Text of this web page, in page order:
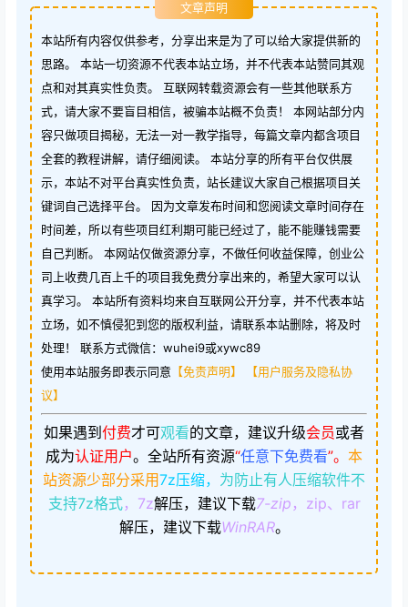
文章声明
本站所有内容仅供参考，分享出来是为了可以给大家提供新的
思路。 本站一切资源不代表本站立场，并不代表本站赞同其观
点和对其真实性负责。 互联网转载资源会有一些其他联系方
式，请大家不要盲目相信，被骗本站概不负责！ 本网站部分内
容只做项目揭秘，无法一对一教学指导，每篇文章内都含项目
全套的教程讲解，请仔细阅读。 本站分享的所有平台仅供展
示，本站不对平台真实性负责，站长建议大家自己根据项目关
键词自己选择平台。 因为文章发布时间和您阅读文章时间存在
时间差，所以有些项目红利期可能已经过了，能不能赚钱需要
自己判断。 本网站仅做资源分享，不做任何收益保障，创业公
司上收费几百上千的项目我免费分享出来的，希望大家可以认
真学习。 本站所有资料均来自互联网公开分享，并不代表本站
立场，如不慎侵犯到您的版权利益，请联系本站删除，将及时
处理！ 联系方式微信：wuhei9或xywc89
使用本站服务即表示同意 【免责声明】
【用户服务及隐私协
议】
如果遇到 付费才可观看的文章，建议升级会员或者
成为认证用户。 全站所有资源“任意下免费看”。 本
站资源少部分采用7z压缩， 为防止有人压缩软件不
支持7z格式，7z解压，建议下载7-zip ，zip、rar
解压，建议下载WinRAR。